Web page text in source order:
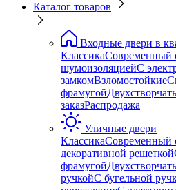
Каталог товаров
Входные двери в
КлассикаСовременный
шумоизоляциейС
замкомВзломостойкие
фрамугой
заказРаспродажа
Уличные двери
КлассикаСовременный
декоративной решеткой
фрамугой
ручкойС бугельной